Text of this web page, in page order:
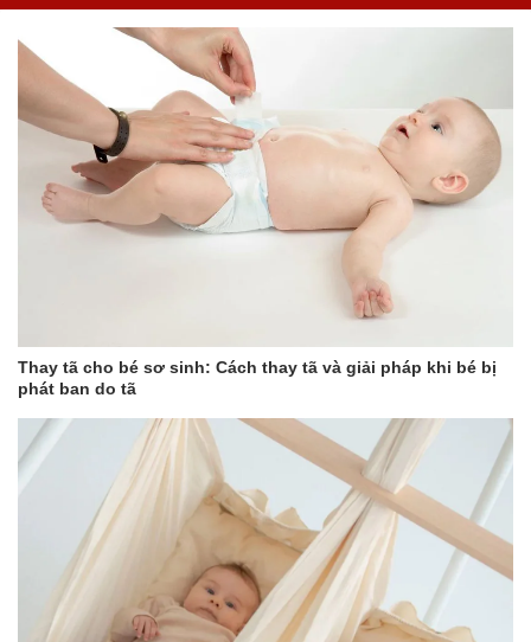
Ưu thế của xe đẩy du lịch Baobaohao vẫn luôn được duy trì ở bất
kể mã sản phẩm nào, chính vì thế khi lựa chọn xe đẩy
Baobaohao V16 ba mẹ sẽ hoàn toàn yên tâm. Khung xe được
thiết kế to khỏe, với sự tính toạn trọng tâm xe thăng bằng tốt
nhất, giúp bé ngồi xe vững chắc.
Với 3 màu: đen, xám nhạt và be đường nét được làm tỉ mỉ, gam
màu được phối nhã nhặn giúp xe tôn lên vẻ thời trang quý phái,
ba mẹ sẽ có ngay những tấm hình em bé siêu đáng yêu cùng với
Thay tã cho bé sơ sinh: Cách thay tã và giải pháp khi bé bị
phát ban do tã